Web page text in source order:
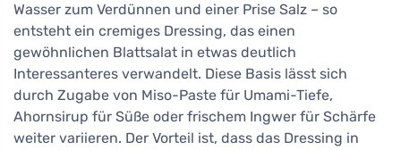
Wasser zum Verdünnen und einer Prise Salz – so
entsteht ein cremiges Dressing, das einen
gewöhnlichen Blattsalat in etwas deutlich
Interessanteres verwandelt. Diese Basis lässt sich
durch Zugabe von Miso-Paste für Umami-Tiefe,
Ahornsirup für Süße oder frischem Ingwer für Schärfe
weiter variieren. Der Vorteil ist, dass das Dressing in